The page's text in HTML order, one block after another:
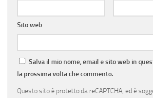
Sito web
Salva il mio nome, email e sito web in
la prossima volta che commento.
Questo sito è protetto da reCAPTCHA, ed è